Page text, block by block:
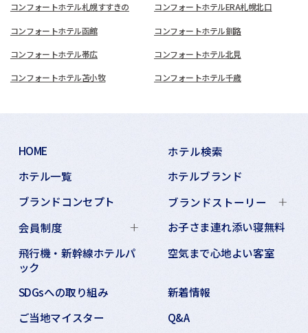
コンフォートホテル札幌すすきの コンフォートホテルERA札幌北口
コンフォートホテル函館 コンフォートホテル釧路
コンフォートホテル帯広 コンフォートホテル北見
コンフォートホテル苫小牧 コンフォートホテル千歳
HOME
ホテル検索
ホテル一覧
ホテルブランド
ブランドコンセプト
ブランドストーリー
会員制度
お子さま連れ添い寝無料
飛行機・新幹線ホテルパ
ック
空気まで心地よい客室
SDGsへの取り組み
新着情報
ご当地マイスター
Q&A